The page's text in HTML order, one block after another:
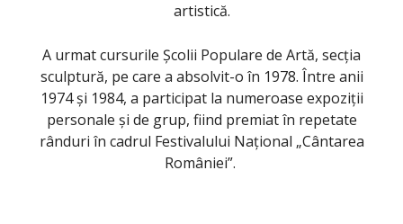
artistică.
A urmat cursurile Școlii Populare de Artă, secția
sculptură, pe care a absolvit-o în 1978. Între anii
1974 și 1984, a participat la numeroase expoziții
personale și de grup, fiind premiat în repetate
rânduri în cadrul Festivalului Național „Cântarea
României”.